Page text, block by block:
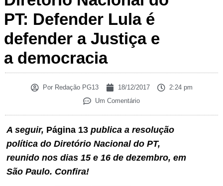
PT: Defender Lula é
defender a Justiça e
a democracia
PorRedação PG13 18/12/2017
2:24 pm
Um Comentário
A seguir, Página 13 publica a resolução
política do Diretório Nacional do PT,
reunido nos dias 15 e 16 de dezembro, em
São Paulo. Confira!